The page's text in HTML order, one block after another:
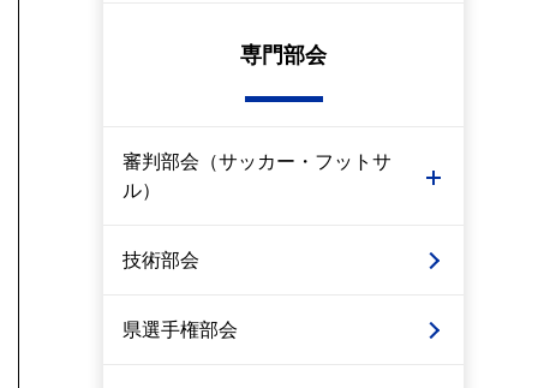
専門部会
審判部会（サッカー・フットサ
ル）
技術部会
県選手権部会